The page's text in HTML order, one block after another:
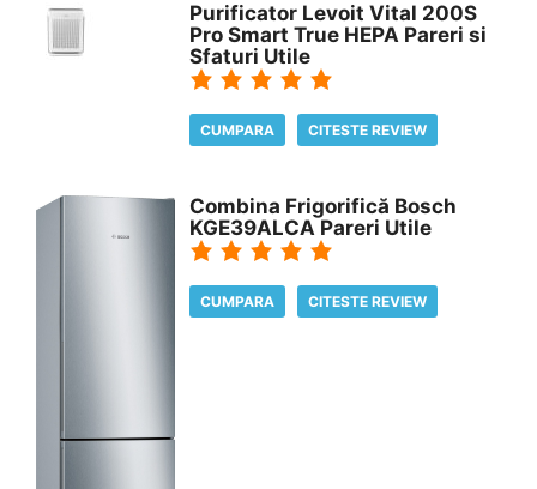
Purificator Levoit Vital 200S
Pro Smart True HEPA Pareri si
Sfaturi Utile
CUMPARA CITESTE REVIEW
Combina Frigorifică Bosch
KGE39ALCA Pareri Utile
CUMPARA CITESTE REVIEW